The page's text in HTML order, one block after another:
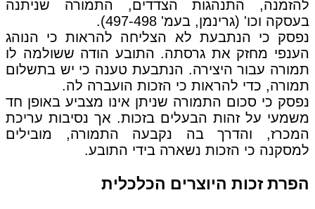
להזמנה, התנהגות הצדדים, התמורה שניתנה
בעסקה וכו' (גרינמן, בעמ' 497-498).
נפסק כי הנתבעת לא הצליחה להראות כי הנוהג
הענפי מחזק את גרסתה. התובע הודה ששולמה לו
תמורה עבור היצירה. הנתבעת טענה כי יש בתשלום
תמורה, כדי להראות כי הזכות הועברה לה.
נפסק כי סכום התמורה שניתן אינו מצביע באופן חד
משמעי על זהות הבעלים בזכות. אך נסיבות עריכת
המכרז, והדרך בה נקבעה התמורה, מובילים
למסקנה כי הזכות נשארה בידי התובע.
הפרת זכות היוצרים הכלכלית